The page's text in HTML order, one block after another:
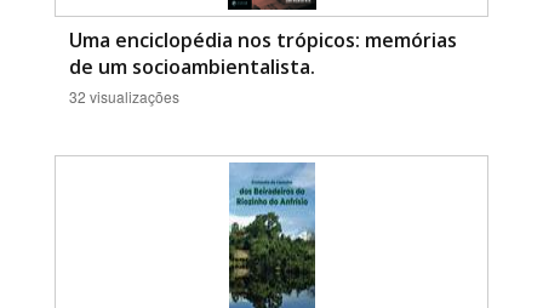
Uma enciclopédia nos trópicos: memórias
de um socioambientalista.
32 visualizações